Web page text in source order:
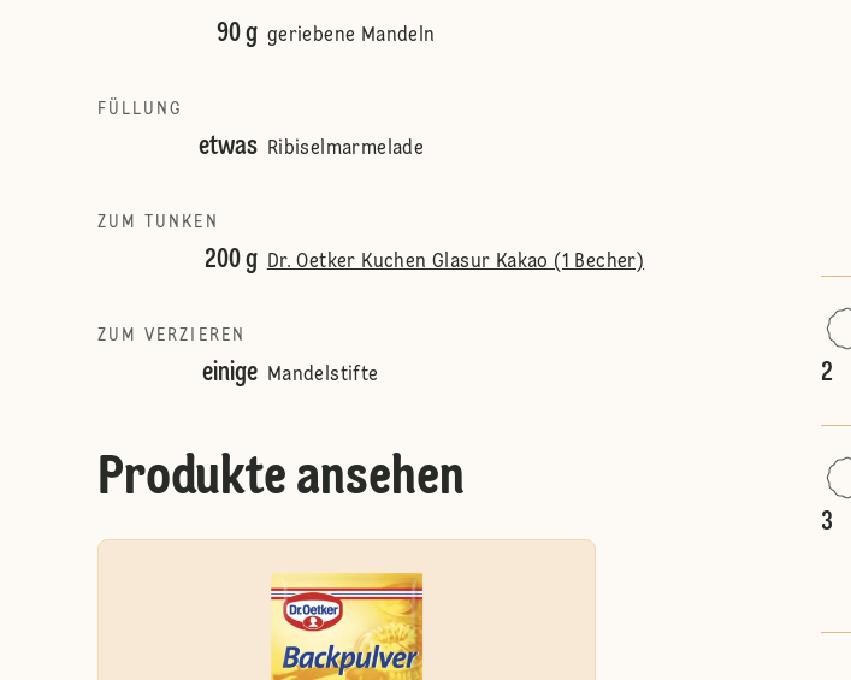
90 g geriebene Mandeln
FÜLLUNG
etwas Ribiselmarmelade
ZUM TUNKEN
200 g Dr. Oetker Kuchen Glasur Kakao (1 Becher)
ZUM VERZIEREN
einige Mandelstifte
Produkte ansehen
2
3